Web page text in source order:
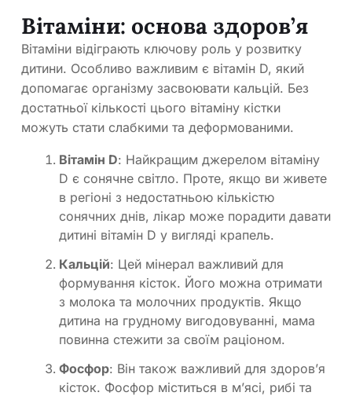
Вітаміни: основа здоров’я
Вітаміни відіграють ключову роль у розвитку
дитини. Особливо важливим є вітамін D, який
допомагає організму засвоювати кальцій. Без
достатньої кількості цього вітаміну кістки
можуть стати слабкими та деформованими.
Вітамін D: Найкращим джерелом вітаміну
D є сонячне світло. Проте, якщо ви живете
в регіоні з недостатньою кількістю
сонячних днів, лікар може порадити давати
дитині вітамін D у вигляді крапель.
Кальцій: Цей мінерал важливий для
формування кісток. Його можна отримати
з молока та молочних продуктів. Якщо
дитина на грудному вигодовуванні, мама
повинна стежити за своїм раціоном.
Фосфор: Він також важливий для здоров’я
кісток. Фосфор міститься в м’ясі, рибі та